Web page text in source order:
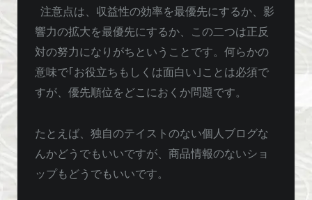
注意点は、収益性の効率を最優先にするか、影
響力の拡大を最優先にするか、この二つは正反
対の努力になりがちということです。何らかの
意味で｢お役立ちもしくは面白い｣ことは必須で
すが、優先順位をどこにおくか問題です。
たとえば、独自のテイストのない個人ブログな
んかどうでもいいですが、商品情報のないショ
ップもどうでもいいです。